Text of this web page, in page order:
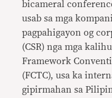
bicameral
usab sa mga
pagpahigayon og
(CSR) nga mga
Framework
(FCTC), usa ka
gipirmahan sa